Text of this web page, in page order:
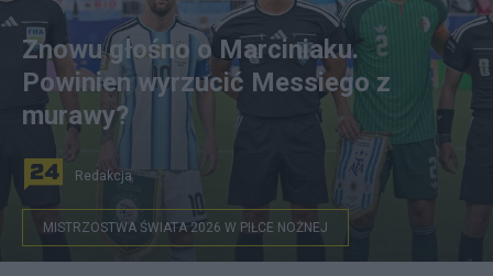
Znowu głośno o Marciniaku.
Powinien wyrzucić Messiego z
murawy?
Redakcja
MISTRZOSTWA ŚWIATA 2026 W PIŁCE NOŻNEJ